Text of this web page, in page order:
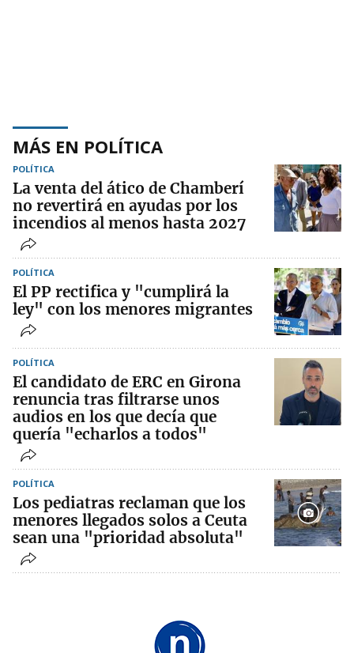
MÁS EN POLÍTICA
POLÍTICA
La venta del ático de Chamberí
no revertirá en ayudas por los
incendios al menos hasta 2027
POLÍTICA
El PP rectifica y "cumplirá la
ley" con los menores migrantes
POLÍTICA
El candidato de ERC en Girona
renuncia tras filtrarse unos
audios en los que decía que
quería "echarlos a todos"
POLÍTICA
Los pediatras reclaman que los
menores llegados solos a Ceuta
sean una "prioridad absoluta"